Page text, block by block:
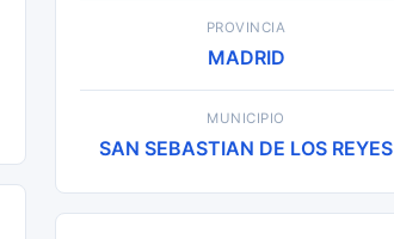
PROVINCIA
MADRID
MUNICIPIO
SAN SEBASTIAN DE LOS REYES